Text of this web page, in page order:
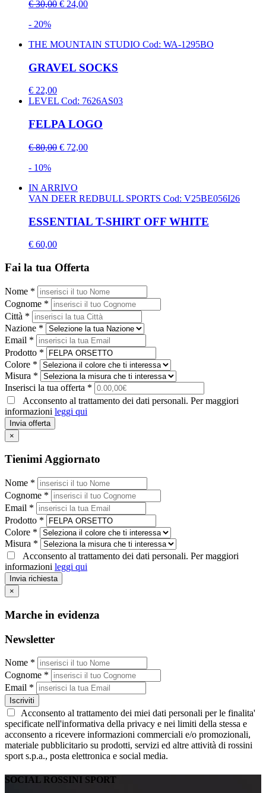
€ 30,00 € 24,00
- 20%
THE MOUNTAIN STUDIO Cod: WA-1295BO
GRAVEL SOCKS
€ 22,00
LEVEL Cod: 7626AS03
FELPA LOGO
€ 80,00 € 72,00
- 10%
IN ARRIVO
VAN DEER REDBULL SPORTS Cod: V25BE056I26
ESSENTIAL T-SHIRT OFF WHITE
€ 60,00
Fai la tua Offerta
Nome *
Cognome *
Città *
Nazione *
Email *
Prodotto *
Colore *
Misura *
Inserisci la tua offerta *
Acconsento al trattamento dei dati personali. Per maggiori
informazioni leggi qui
Invia offerta
×
Tienimi Aggiornato
Nome *
Cognome *
Email *
Prodotto *
Colore *
Misura *
Acconsento al trattamento dei dati personali. Per maggiori
informazioni leggi qui
Invia richiesta
×
Marche in evidenza
Newsletter
Nome *
Cognome *
Email *
Iscriviti
Acconsento al trattamento dei miei dati personali per le finalita'
specificate nell'informativa della privacy e nei limiti della stessa e
acconsento a ricevere informazioni commerciali e/o promozionali,
materiale pubblicitario su prodotti, servizi ed altre attività di rossini
sport s.p.a., posta elettronica e social media.
SOCIAL ROSSINI SPORT